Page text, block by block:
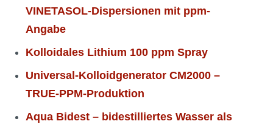
VINETASOL-Dispersionen mit ppm-
Angabe
Kolloidales Lithium 100 ppm Spray
Universal-Kolloidgenerator CM2000 –
TRUE-PPM-Produktion
Aqua Bidest – bidestilliertes Wasser als